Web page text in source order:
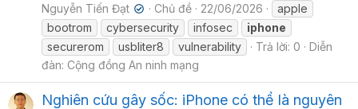
Nguyễn Tiến Đạt ✔ Chủ đề 22/06/2026
apple
bootrom
cybersecurity infosec
iphone
securerom
usbliter8 vulnerability Trả lời: 0
Diễn
đàn: Cộng đồng An ninh mạng
Nghiên cứu gây sốc: iPhone có thể là nguyên